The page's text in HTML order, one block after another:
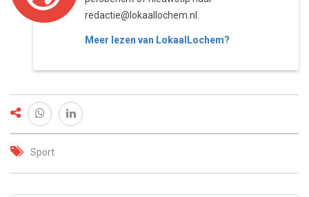
redactie@lokaallochem.nl.
Meer lezen van LokaalLochem?
Sport